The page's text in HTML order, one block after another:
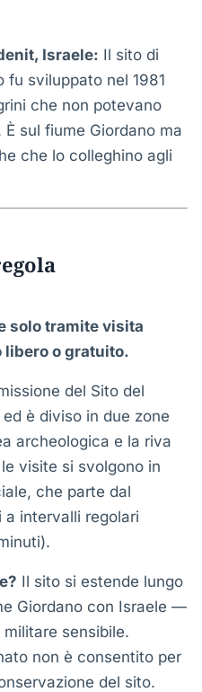
Israele: Il sito di
fu sviluppato nel 1981
che non potevano
sul fiume Giordano ma
che lo colleghino agli
solo tramite visita
libero o gratuito.
del Sito del
è diviso in due zone
archeologica e la riva
visite si svolgono in
che parte dal
intervalli regolari
Il sito si estende lungo
Giordano con Israele —
militare sensibile.
non è consentito per
del sito.